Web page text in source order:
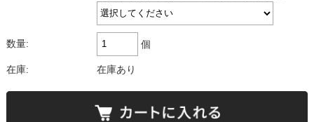
数量: 個
在庫: 在庫あり